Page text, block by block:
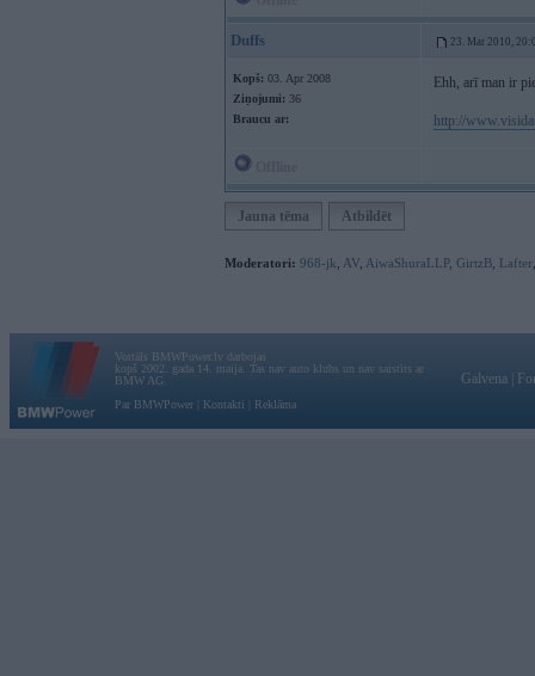
Duffs 23. Mar 2010,
Kopš: 03. Apr 2008
Ziņojumi: 36
Braucu ar:
Ehh, arī man ir
http://
Jauna tēma Atbildēt
Moderatori: 968-jk AV AiwaShuraLLP, GirtzB Lafter
Vortāls BMWPower.lv darbojas
kopš 2002. gada 14. maija. Tas nav auto klubs un nav saistīts ar
BMW AG.
Par BMWPower
Kontakti Reklāma
Galvena